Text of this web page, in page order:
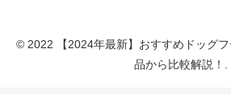
© 2022 【2024年最新】おすすめドッグ
品から比較解説！.